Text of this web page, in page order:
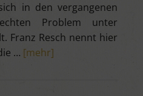
in den vergangenen
Problem unter
Franz Resch nennt hier
… [mehr]